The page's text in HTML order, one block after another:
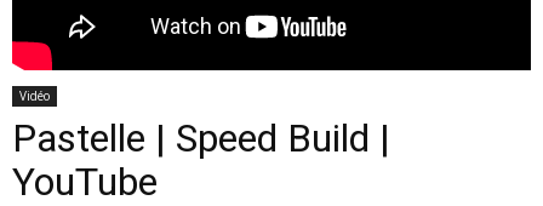
Vidéo
Pastelle | Speed Build |
YouTube